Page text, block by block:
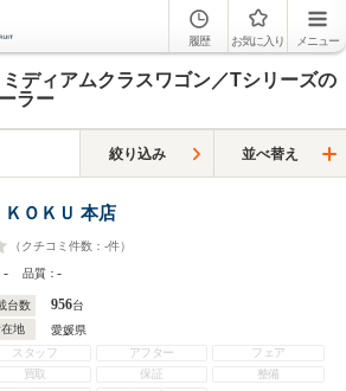
履歴 お気に入り メニュー
ディアムクラスワゴン／Tシリーズの
ラー
絞り込み 並べ替え
ＯＫＵ 本店
（クチコミ件数： -件）
- 品質：-
台数 956台
在地
愛媛県
スタッフ
アフター
フェア
買取
保証
整備